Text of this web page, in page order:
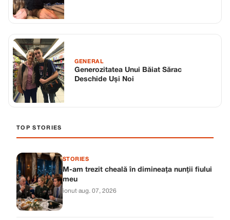
GENERAL
Generozitatea Unui Băiat Sărac
Deschide Uși Noi
TOP STORIES
STORIES
M-am trezit cheală în dimineața nunții fiului
meu
ionut·aug. 07, 2026